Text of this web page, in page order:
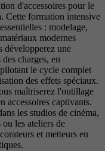
d'accessoires pour le
Cette formation intensive
: modelage,
modernes
développerez une
charges, en
le cycle complet
des effets spéciaux.
maîtriserez l'outillage
accessoires captivants.
les studios de cinéma,
les ateliers de
et metteurs en